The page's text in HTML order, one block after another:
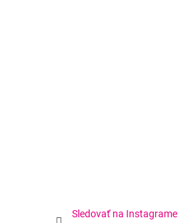
Sledovať na Instagrame